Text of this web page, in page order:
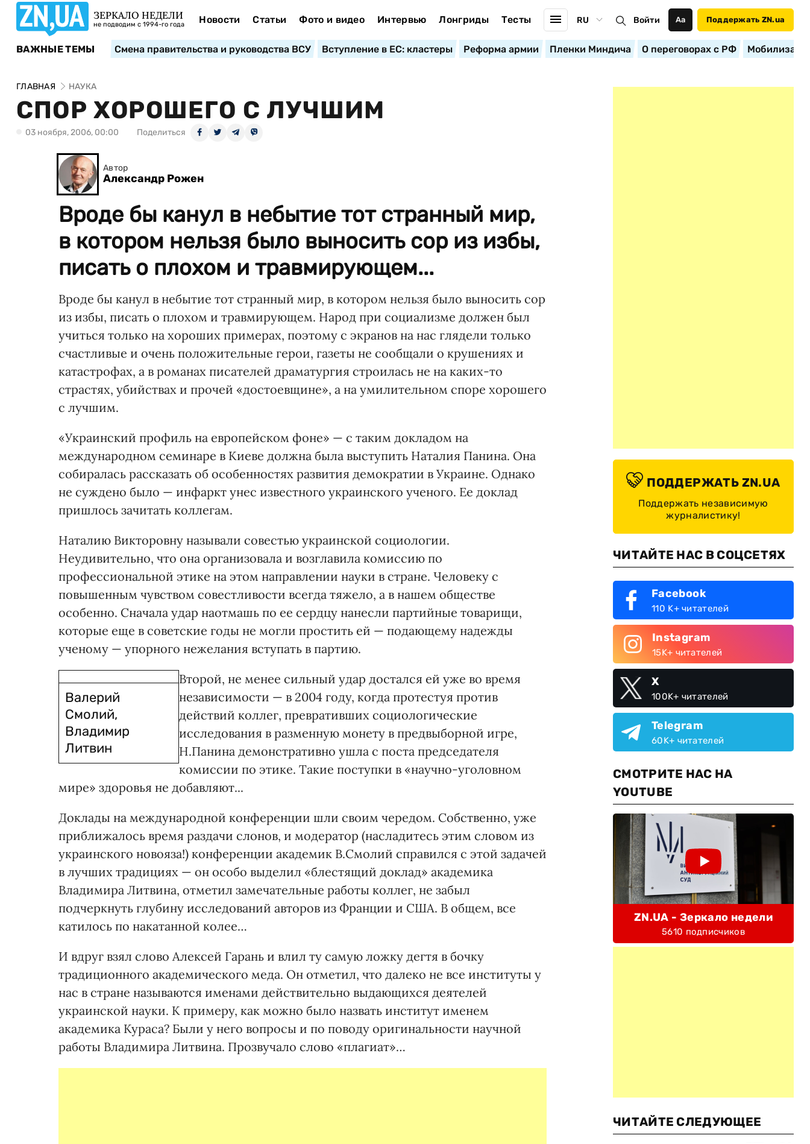
ЗЕРКАЛО НЕДЕЛИ
не подводим с 1994-го года Новости Статьи Фото и видео Интервью Лонгриды Тесты RU Войти Аа Поддержать ZN.ua
ВАЖНЫЕ ТЕМЫ Смена правительства и руководства ВСУ Вступление в ЕС: кластеры Реформа армии Пленки Миндича О переговорах с РФ
ГЛАВНАЯ НАУКА
СПОР ХОРОШЕГО С ЛУЧШИМ
03 ноября, 2006, 00:00 Поделиться
Автор
Александр Рожен
Вроде бы канул в небытие тот странный мир,
в котором нельзя было выносить сор из избы,
писать о плохом и травмирующем...
Вроде бы канул в небытие тот странный мир, в котором нельзя было выносить сор
из избы, писать о плохом и травмирующем. Народ при социализме должен был
учиться только на хороших примерах, поэтому с экранов на нас глядели только
счастливые и очень положительные герои, газеты не сообщали о крушениях и
катастрофах, а в романах писателей драматургия строилась не на каких-то
страстях, убийствах и прочей «достоевщине», а на умилительном споре хорошего
с лучшим.
«Украинский профиль на европейском фоне» — с таким докладом на
международном семинаре в Киеве должна была выступить Наталия Панина. Она
собиралась рассказать об особенностях развития демократии в Украине. Однако
не суждено было — инфаркт унес известного украинского ученого. Ее доклад
пришлось зачитать коллегам.
Наталию Викторовну называли совестью украинской социологии.
Неудивительно, что она организовала и возглавила комиссию по
профессиональной этике на этом направлении науки в стране. Человеку с
повышенным чувством совестливости всегда тяжело, а в нашем обществе
особенно. Сначала удар наотмашь по ее сердцу нанесли партийные товарищи,
которые еще в советские годы не могли простить ей — подающему надежды
ученому — упорного нежелания вступать в партию.
Валерий
Смолий,
Владимир
Литвин
Второй, не менее сильный удар достался ей уже во время
независимости — в 2004 году, когда протестуя против
действий коллег, превративших социологические
исследования в разменную монету в предвыборной игре,
Н.Панина демонстративно ушла с поста председателя
комиссии по этике. Такие поступки в «научно-уголовном
мире» здоровья не добавляют...
Доклады на международной конференции шли своим чередом. Собственно, уже
приближалось время раздачи слонов, и модератор (насладитесь этим словом из
украинского новояза!) конференции академик В.Смолий справился с этой задачей
в лучших традициях — он особо выделил «блестящий доклад» академика
Владимира Литвина, отметил замечательные работы коллег, не забыл
подчеркнуть глубину исследований авторов из Франции и США. В общем, все
катилось по накатанной колее…
И вдруг взял слово Алексей Гарань и влил ту самую ложку дегтя в бочку
традиционного академического меда. Он отметил, что далеко не все институты у
нас в стране называются именами действительно выдающихся деятелей
украинской науки. К примеру, как можно было назвать институт именем
академика Кураса? Были у него вопросы и по поводу оригинальности научной
работы Владимира Литвина. Прозвучало слово «плагиат»…
ПОДДЕРЖАТЬ ZN.UA
Поддержать независимую
журналистику!
ЧИТАЙТЕ НАС В СОЦСЕТЯХ
Facebook
110 K+ читателей
Instagram
15K+ читателей
X
100K+ читателей
Telegram
60K+ читателей
СМОТРИТЕ НАС НА
YOUTUBE
ZN.UA - Зеркало недели
5610 подписчиков
ЧИТАЙТЕ СЛЕДУЮЩЕЕ